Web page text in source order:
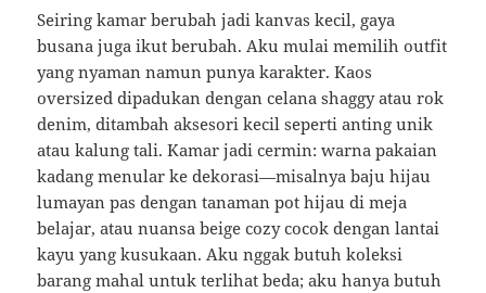
Seiring kamar berubah jadi kanvas kecil, gaya
busana juga ikut berubah. Aku mulai memilih outfit
yang nyaman namun punya karakter. Kaos
oversized dipadukan dengan celana shaggy atau rok
denim, ditambah aksesori kecil seperti anting unik
atau kalung tali. Kamar jadi cermin: warna pakaian
kadang menular ke dekorasi—misalnya baju hijau
lumayan pas dengan tanaman pot hijau di meja
belajar, atau nuansa beige cozy cocok dengan lantai
kayu yang kusukaan. Aku nggak butuh koleksi
barang mahal untuk terlihat beda; aku hanya butuh